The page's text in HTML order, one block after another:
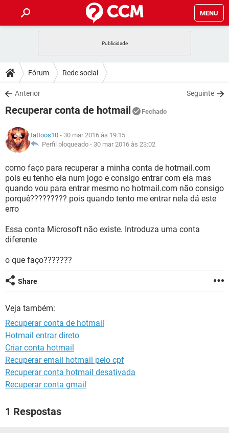
MENU
CELULAR
OUTLOOK
INSTAGRAM GMAIL
GUIA DE COMPRAS
DICAS
JOGOS
INSTAGRAM GMAIL
GUIA DE COMPRAS
DOWNLOADS
JOGOS WHATSAPP
CELULAR
OUTLOOK EXCEL
INSTAGRAM
GUIA DE COMPRAS
FÓRUM
JOGOS WHATSAPP
CELULAR
OUTLOOK EXCEL
INSTAGRAM GMAIL
GUIA DE COMPRAS
GLOSSÁRIO
JOGOS
CELULAR FACEBOOK
OUTLOOK EXCEL
GUIA DE COMPRAS
Fórum Rede social
Anterior Seguinte
Recuperar conta de hotmail Fechado
tattoos10 - 30 mar 2016 às 19:15
Perfil bloqueado - 30 mar 2016 às 23:02
como faço para recuperar a minha conta de hotmail.com
pois eu tenho ela num jogo e consigo entrar com ela mas
quando vou para entrar mesmo no hotmail.com não consigo
porquê????????? pois quando tento me entrar nela dá este
erro
Essa conta Microsoft não existe. Introduza uma conta
diferente
o que faço???????
Share
Veja também:
Recuperar conta de hotmail
Hotmail entrar direto
Criar conta hotmail
Recuperar email hotmail pelo cpf
Recuperar conta hotmail desativada
Recuperar conta gmail
1 Respostas